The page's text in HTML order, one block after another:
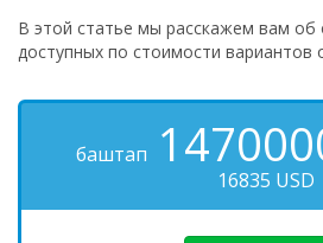
В этой статье мы расскажем вам об
доступных по стоимости
баштап
16835 USD